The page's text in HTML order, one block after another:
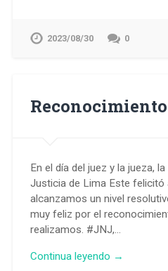
2023/08/30 0
Reconocimiento
En el día del juez y la jueza,
Justicia de Lima Este felicitó
alcanzamos un nivel
muy feliz por el
realizamos. #JNJ,…
Continua leyendo →